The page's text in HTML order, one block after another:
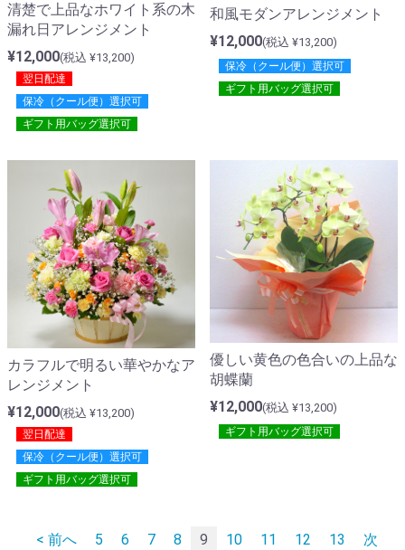
清楚で上品なホワイト系の木
漏れ日アレンジメント
¥12,000(税込 ¥13,200)
翌日配達
保冷（クール便）選択可
ギフト用バッグ選択可
和風モダンアレンジメント
¥12,000(税込 ¥13,200)
保冷（クール便）選択可
ギフト用バッグ選択可
カラフルで明るい華やかなア
レンジメント
¥12,000(税込 ¥13,200)
翌日配達
保冷（クール便）選択可
ギフト用バッグ選択可
優しい黄色の色合いの上品な
胡蝶蘭
¥12,000(税込 ¥13,200)
ギフト用バッグ選択可
< 前へ 5 6 7 8 9 10 11 12 13
次